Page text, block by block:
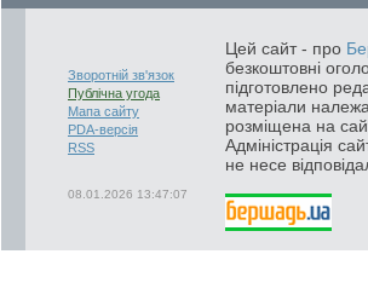
Зворотній зв'язок
Публічна угода
Мапа сайту
PDA-версія
RSS
08.01.2026 13:47:07
Цей сайт - про
безкоштовні
підготовлено
матеріали
розміщена на
Адміністрація
не несе